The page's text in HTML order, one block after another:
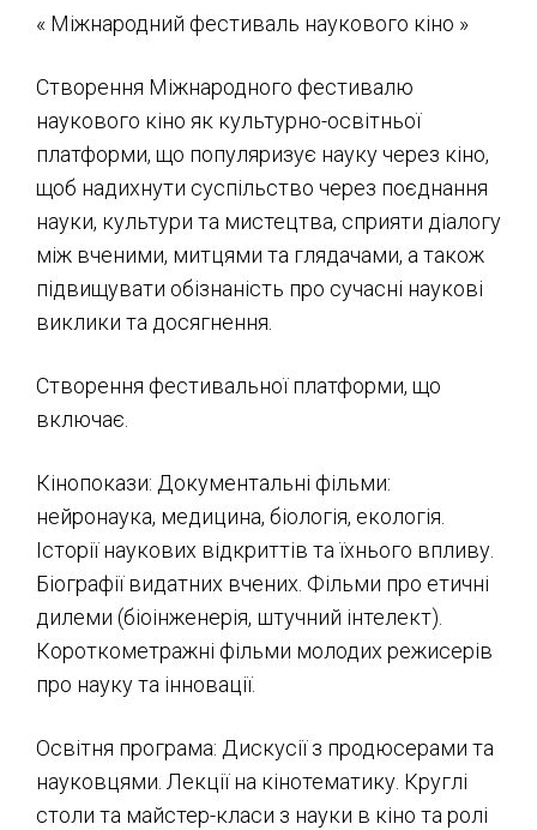
« Міжнародний фестиваль наукового кіно »
Створення Міжнародного фестивалю
наукового кіно як культурно-освітньої
платформи, що популяризує науку через кіно,
щоб надихнути суспільство через поєднання
науки, культури та мистецтва, сприяти діалогу
між вченими, митцями та глядачами, а також
підвищувати обізнаність про сучасні наукові
виклики та досягнення.
Створення фестивальної платформи, що
включає.
Кінопокази: Документальні фільми:
нейронаука, медицина, біологія, екологія.
Історії наукових відкриттів та їхнього впливу.
Біографії видатних вчених. Фільми про етичні
дилеми (біоінженерія, штучний інтелект).
Короткометражні фільми молодих режисерів
про науку та інновації.
Освітня програма: Дискусії з продюсерами та
науковцями. Лекції на кінотематику. Круглі
столи та майстер-класи з науки в кіно та ролі